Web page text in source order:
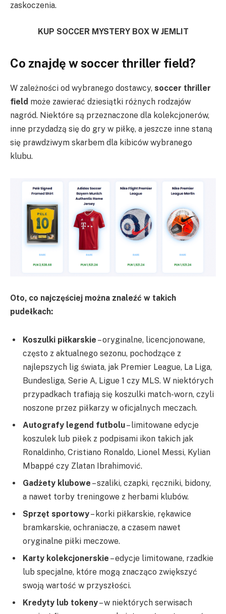
zaskoczenia.
KUP SOCCER MYSTERY BOX W JEMLIT
Co znajdę w soccer thriller field?
W zależności od wybranego dostawcy, soccer thriller
field może zawierać dziesiątki różnych rodzajów
nagród. Niektóre są przeznaczone dla kolekcjonerów,
inne przydadzą się do gry w piłkę, a jeszcze inne staną
się prawdziwym skarbem dla kibiców wybranego
klubu.
Oto, co najczęściej można znaleźć w takich
pudełkach:
Koszulki piłkarskie – oryginalne, licencjonowane,
często z aktualnego sezonu, pochodzące z
najlepszych lig świata, jak Premier League, La Liga,
Bundesliga, Serie A, Ligue 1 czy MLS. W niektórych
przypadkach trafiają się koszulki match-worn, czyli
noszone przez piłkarzy w oficjalnych meczach.
Autografy legend futbolu– limitowane edycje
koszulek lub piłek z podpisami ikon takich jak
Ronaldinho, Cristiano Ronaldo, Lionel Messi, Kylian
Mbappé czy Zlatan Ibrahimović.
Gadżety klubowe – szaliki, czapki, ręczniki, bidony,
a nawet torby treningowe z herbami klubów.
Sprzęt sportowy– korki piłkarskie, rękawice
bramkarskie, ochraniacze, a czasem nawet
oryginalne piłki meczowe.
Karty kolekcjonerskie – edycje limitowane, rzadkie
lub specjalne, które mogą znacząco zwiększyć
swoją wartość w przyszłości.
Kredyty lub tokeny– w niektórych serwisach